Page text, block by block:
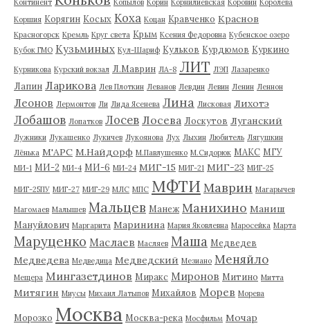
Континент
Копылов Корин Корнилиевская Коровин Королева
Коршия Корягин Косых Коха Коцан Кравченко Краснов
Красногорск Кремль Круг света Крым Ксения Федоровна Кубенское озеро
Кубок ГМО Кузьминых Кул-Шариф Кульков Курдюмов Куркино
Курникова Курский вокзал Л.Маврин ЛА-8 ЛИТ ЛЭП Лазаренко
Лапин Ларикова Лев Плоткин Леванов Левдин Левин Ленин Леннон
Леонов Лермонтов Ли Лида Ясенева Лина Лисковая Лихотэ
Лобашов Лопатков Лосев Лосева Лоскутов Луганский
Лужники Лукашенко Лукичев Лукоянова Лух Лыхин Любитель Лягушкин
Лёнька М'АРС М.Найдорф М.Павлушенко М.Сидорюк МАКС МГУ
МИ-1 МИ-2 МИ-4 МИ-6 МИ-24 МИГ-15 МИГ-21 МИГ-23 МИГ-25
МИГ-25ПУ МИГ-27 МИГ-29 МЛС МПС МФТИ Маврин Магарычев
Магомаев Малышев Мальцев Манеж Манихино Маниш
Мануйлович Маргарита Маринина Мария Яковлевна Маросейка Марта
Маруценко Маслаев Масляев Маша Медведев
Медведева Медведица Медведский Мезиано Меняйло
Мещера Мингазетдинов Миракс Миронов Митино Митта
Митягин Миусы Михаил Латыпов Михайлов Морев Морева
Морозко Москва Москва-река Мосфильм Мочар